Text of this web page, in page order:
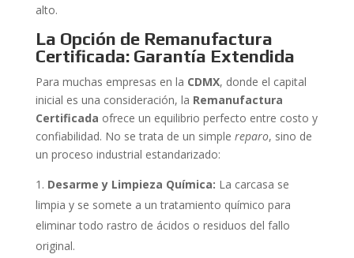
alto.
La Opción de Remanufactura
Certificada: Garantía Extendida
Para muchas empresas en la CDMX, donde el capital
inicial es una consideración, la Remanufactura
Certificada ofrece un equilibrio perfecto entre costo y
confiabilidad. No se trata de un simple reparo, sino de
un proceso industrial estandarizado:
Desarme y Limpieza Química: La carcasa se
limpia y se somete a un tratamiento químico para
eliminar todo rastro de ácidos o residuos del fallo
original.